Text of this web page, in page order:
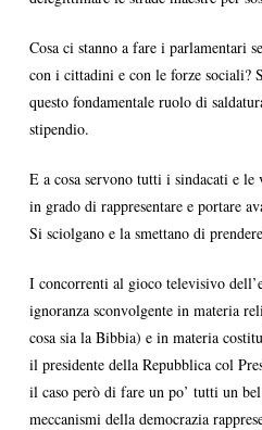
Cosa ci stanno a fare i parlamentari
con i cittadini e con le forze sociali?
questo fondamentale ruolo di
stipendio.
E a cosa servono tutti i sindacati e le
in grado di rappresentare e portare
Si sciolgano e la smettano di
I concorrenti al gioco televisivo
ignoranza sconvolgente in materia
cosa sia la Bibbia) e in materia
il presidente della Repubblica col
il caso però di fare un po’ tutti un
meccanismi della democrazia